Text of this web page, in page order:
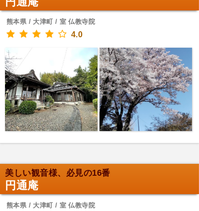
熊本県 / 大津町 / 室 仏教寺院
4.0
美しい観音様、必見の16番
円通庵
熊本県 / 大津町 / 室 仏教寺院